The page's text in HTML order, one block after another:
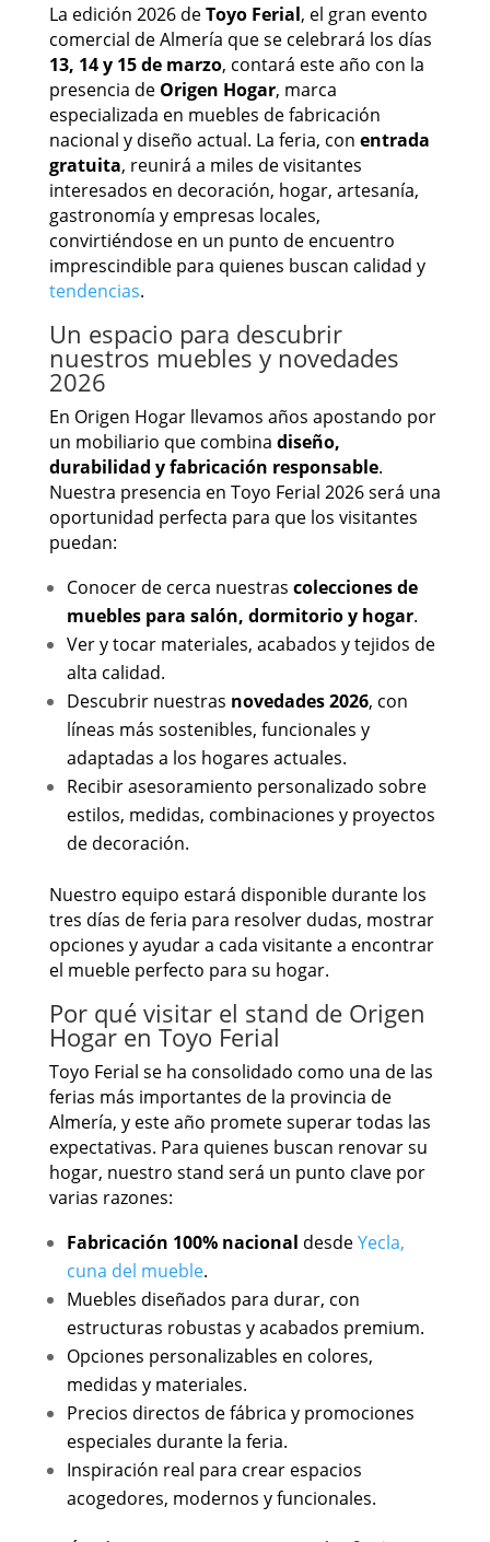
La edición 2026 deToyo Ferial, el gran evento
comercial de Almería que se celebrará los días
13, 14 y 15 de marzo, contará este año con la
presencia de Origen Hogar, marca
especializada en muebles de fabricación
nacional y diseño actual. La feria, con entrada
gratuita, reunirá a miles de visitantes
interesados en decoración, hogar, artesanía,
gastronomía y empresas locales,
convirtiéndose en un punto de encuentro
imprescindible para quienes buscan calidad y
tendencias.
Un espacio para descubrir
nuestros muebles y novedades
2026
En Origen Hogar llevamos años apostando por
un mobiliario que combina diseño,
durabilidad y fabricación responsable.
Nuestra presencia en Toyo Ferial 2026 será una
oportunidad perfecta para que los visitantes
puedan:
Conocer de cerca nuestras colecciones de
muebles para salón, dormitorio y hogar.
Ver y tocar materiales, acabados y tejidos de
alta calidad.
Descubrir nuestras novedades 2026, con
líneas más sostenibles, funcionales y
adaptadas a los hogares actuales.
Recibir asesoramiento personalizado sobre
estilos, medidas, combinaciones y proyectos
de decoración.
Nuestro equipo estará disponible durante los
tres días de feria para resolver dudas, mostrar
opciones y ayudar a cada visitante a encontrar
el mueble perfecto para su hogar.
Por qué visitar el stand de Origen
Hogar en Toyo Ferial
Toyo Ferial se ha consolidado como una de las
ferias más importantes de la provincia de
Almería, y este año promete superar todas las
expectativas. Para quienes buscan renovar su
hogar, nuestro stand será un punto clave por
varias razones:
Fabricación 100% nacional desdeYecla,
cuna del mueble.
Muebles diseñados para durar, con
estructuras robustas y acabados premium.
Opciones personalizables en colores,
medidas y materiales.
Precios directos de fábrica y promociones
especiales durante la feria.
Inspiración real para crear espacios
acogedores, modernos y funcionales.